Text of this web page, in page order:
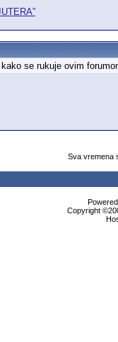
se rukuje ovim
Sva vremena
Copyright